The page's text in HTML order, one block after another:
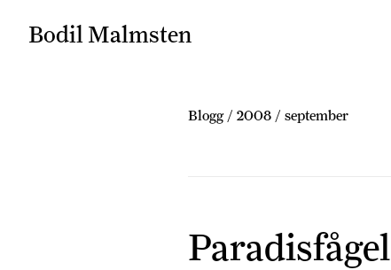
Bodil Malmsten
Blogg / 2008 / september
Paradisfågel